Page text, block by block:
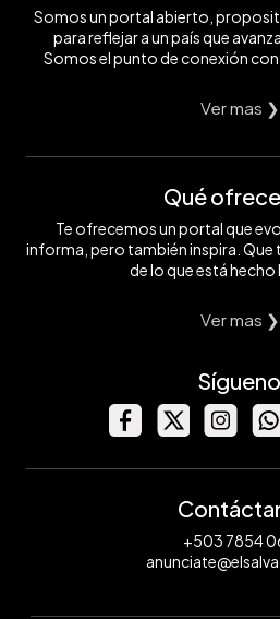
Somos un portal abierto,
para reflejar a un país que
Somos el punto de conexión con
Ver mas ❯
Qué
Te ofrecemos un portal que
informa, pero también inspira.
de lo que está hecho
Ver mas ❯
+503 7854